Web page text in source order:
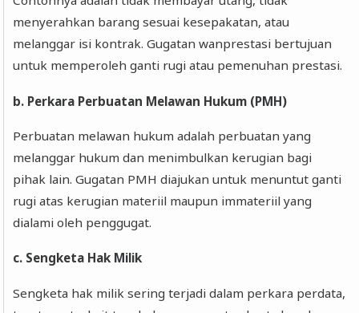
menyerahkan barang sesuai kesepakatan, atau
melanggar isi kontrak. Gugatan wanprestasi bertujuan
untuk memperoleh ganti rugi atau pemenuhan prestasi.
b. Perkara Perbuatan Melawan Hukum (PMH)
Perbuatan melawan hukum adalah perbuatan yang
melanggar hukum dan menimbulkan kerugian bagi
pihak lain. Gugatan PMH diajukan untuk menuntut ganti
rugi atas kerugian materiil maupun immateriil yang
dialami oleh penggugat.
c. Sengketa Hak Milik
Sengketa hak milik sering terjadi dalam perkara perdata,